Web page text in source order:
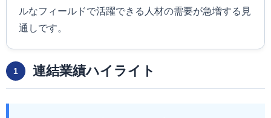
ルなフィールドで活躍できる人材の需要が急増する見
通しです。
1 連結業績ハイライト